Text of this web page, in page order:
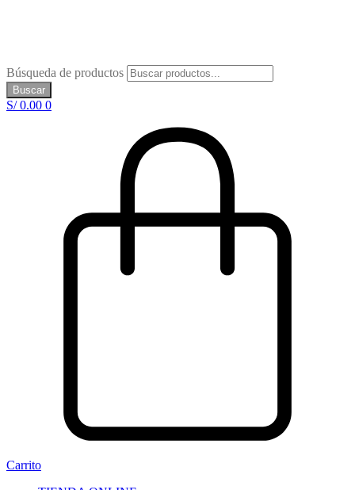
Búsqueda de productos
Buscar
S/0.00 0
Carrito